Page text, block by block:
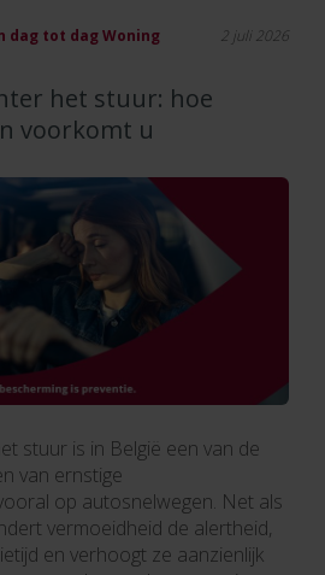
dag tot dagWoning 2 juli 2026
het stuur: hoe
voorkomt u
stuur is in België een van de
van ernstige
op autosnelwegen. Net als
vermoeidheid de alertheid,
en verhoogt ze aanzienlijk